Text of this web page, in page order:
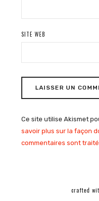
SITE WEB
Ce site utilise Akismet
savoir plus sur la façon
commentaires sont
crafted